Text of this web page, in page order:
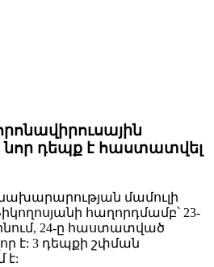
նոր դեպք է հաստատվել
մամուլի
հաղորդմամբ՝ 23-
24-ը հաստատված
է: 3 դեպքի շփման
է: